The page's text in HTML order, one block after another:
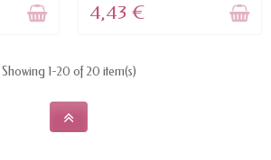
4,43 €
Showing 1-20 of 20 item(s)